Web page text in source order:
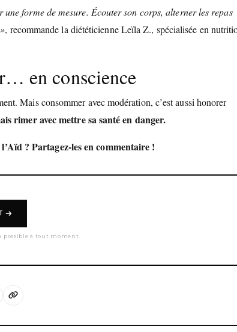
forme de mesure. Écouter son corps, alterner les repas
, recommande la diététicienne Leïla Z., spécialisée en
en conscience
Mais consommer avec modération, c’est aussi honorer
rimer avec mettre sa santé en danger.
? Partagez-les en commentaire !
à tout moment.